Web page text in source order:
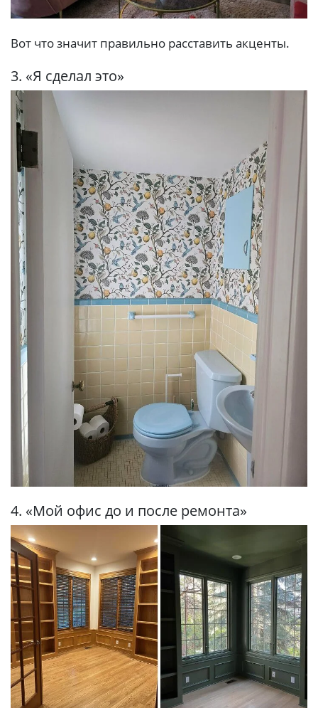
Вот что значит правильно расставить акценты.
3. «Я сделал это»
4. «Мой офис до и после ремонта»